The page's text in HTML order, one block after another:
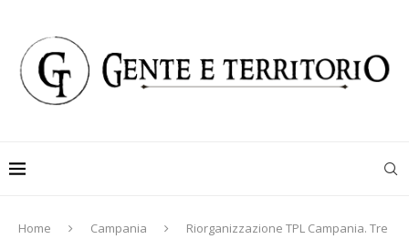
Home Campania
Riorganizzazione TPL Campania. Tre